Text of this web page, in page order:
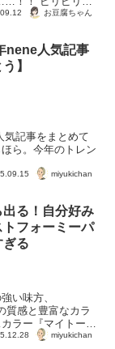
お豆腐ちゃん
nene人気記事
】
気記事をまとめて
ら。今年のトレン
miyukichan
る！自分好み
フォーミーパ
ぎる
い味方、
質感と豊富なカラ
ラー『マイトーン
...
miyukichan